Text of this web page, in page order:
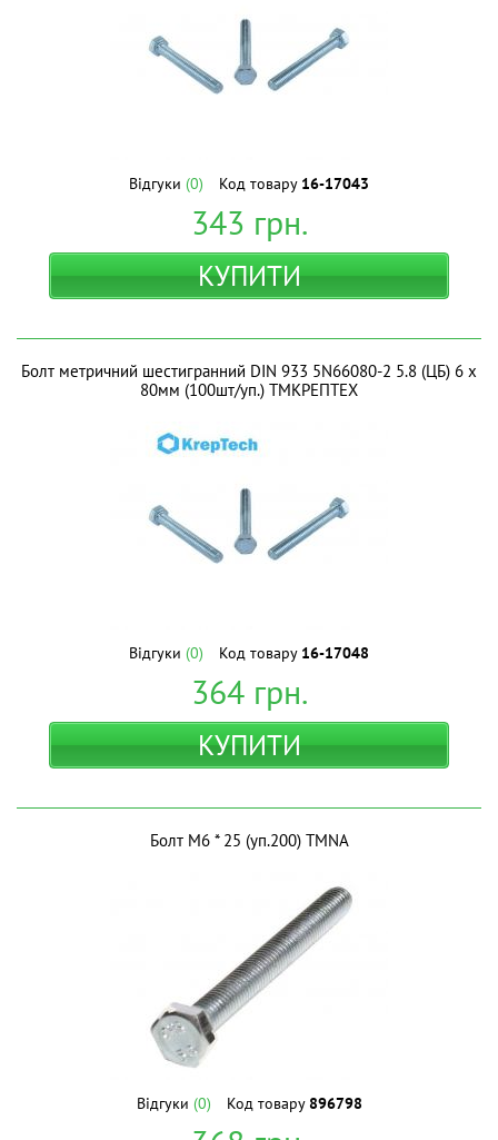
Відгуки (0) Код товару 16-17043
343 грн.
КУПИТИ
Болт метричний шестигранний DIN 933 5N66080-2 5.8 (ЦБ) 6 х
80мм (100шт/уп.) ТМКРЕПТЕХ
Відгуки (0) Код товару 16-17048
364грн.
КУПИТИ
Болт М6 * 25 (уп.200) ТМNA
Відгуки (0) Код товару896798